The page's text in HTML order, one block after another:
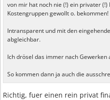
von mir hat noch nie (!) ein privater
Kostengruppen gewollt o. bekommen!
Intransparent und mit den
abgleichbar.
Ich drösel das immer nach Gewerken
So kommen dann ja auch die
Richtig, fuer einen rein privat